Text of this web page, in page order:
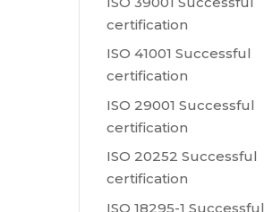
certification
ISO 41001 Successful
certification
ISO 29001 Successful
certification
ISO 20252 Successful
certification
ISO 18295-1 Successful